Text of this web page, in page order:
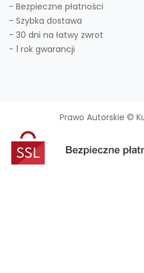
- Bezpieczne płatności
- Szybka dostawa
- 30 dni na łatwy zwrot
- 1 rok gwarancji
Prawo Autorskie ©